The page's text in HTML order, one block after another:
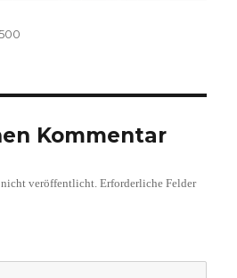
Kommentar
veröffentlicht. Erforderliche Felder